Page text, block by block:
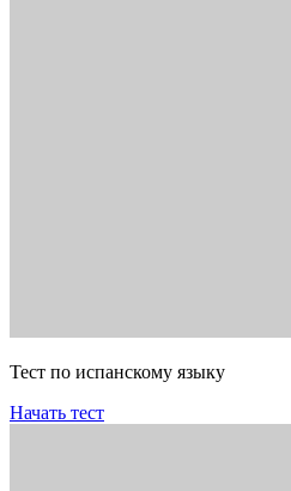
Тест по испанскому языку
Начать тест